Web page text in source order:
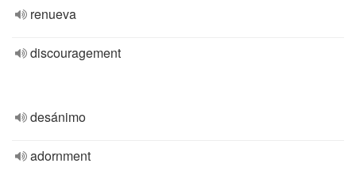
renueva
discouragement
desánimo
adornment